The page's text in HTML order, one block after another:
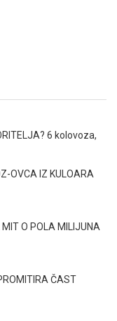
6 kolovoza,
OVCA IZ KULOARA
O POLA MILIJUNA
ČAST